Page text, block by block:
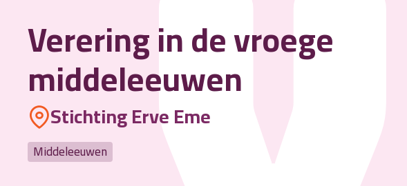
Verering in de vroege
middeleeuwen
Stichting Erve Eme
Middeleeuwen